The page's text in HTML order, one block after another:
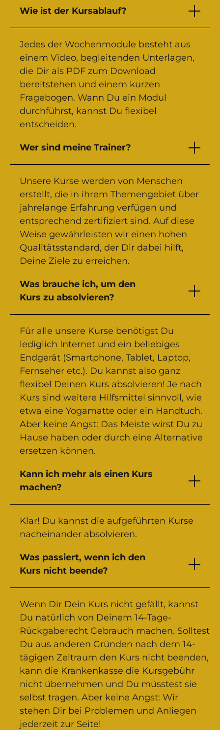
Wie ist der Kursablauf?
Jedes der Wochenmodule besteht aus
einem Video, begleitenden Unterlagen,
die Dir als PDF zum Download
bereitstehen und einem kurzen
Fragebogen. Wann Du ein Modul
durchführst, kannst Du flexibel
entscheiden.
Wer sind meine Trainer?
Unsere Kurse werden von Menschen
erstellt, die in ihrem Themengebiet über
jahrelange Erfahrung verfügen und
entsprechend zertifiziert sind. Auf diese
Weise gewährleisten wir einen hohen
Qualitätsstandard, der Dir dabei hilft,
Deine Ziele zu erreichen.
Was brauche ich, um den
Kurs zu absolvieren?
Für alle unsere Kurse benötigst Du
lediglich Internet und ein beliebiges
Endgerät (Smartphone, Tablet, Laptop,
Fernseher etc.). Du kannst also ganz
flexibel Deinen Kurs absolvieren! Je nach
Kurs sind weitere Hilfsmittel sinnvoll, wie
etwa eine Yogamatte oder ein Handtuch.
Aber keine Angst: Das Meiste wirst Du zu
Hause haben oder durch eine Alternative
ersetzen können.
Kann ich mehr als einen Kurs
machen?
Klar! Du kannst die aufgeführten Kurse
nacheinander absolvieren.
Was passiert, wenn ich den
Kurs nicht beende?
Wenn Dir Dein Kurs nicht gefällt, kannst
Du natürlich von Deinem 14-Tage-
Rückgaberecht Gebrauch machen. Solltest
Du aus anderen Gründen nach dem 14-
tägigen Zeitraum den Kurs nicht beenden,
kann die Krankenkasse die Kursgebühr
nicht übernehmen und Du müsstest sie
selbst tragen. Aber keine Angst: Wir
stehen Dir bei Problemen und Anliegen
jederzeit zur Seite!